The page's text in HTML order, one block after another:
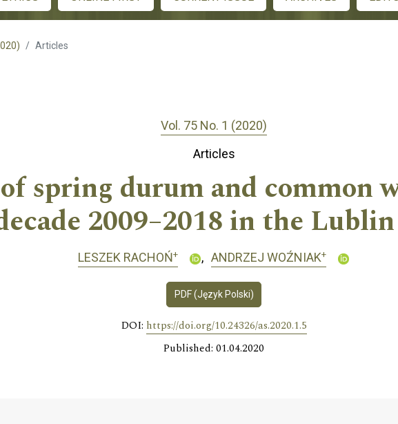
Articles
Vol. 75 No. 1 (2020)
Articles
spring durum and common
2009–2018 in the
LESZEK RACHOŃ+ ANDRZEJ WOŹNIAK+
PDF (Język Polski)
DOI: https://doi.org/10.24326/as.2020.1.5
Published: 01.04.2020